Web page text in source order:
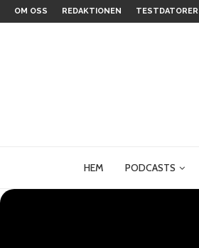
OM OSS REDAKTIONEN TESTDATORER
HEM PODCASTS